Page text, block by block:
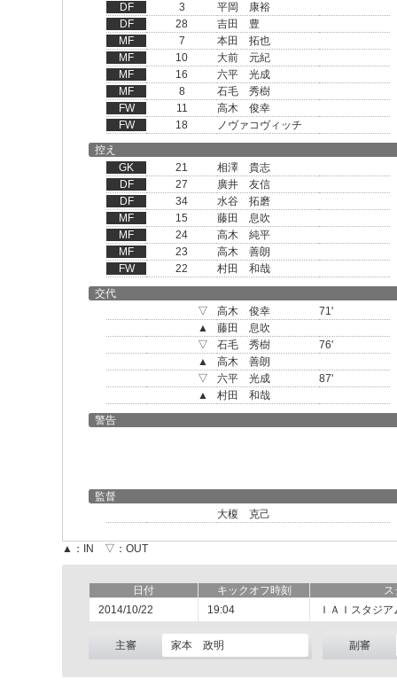
DF
3
平岡 康裕
DF
28
吉田 豊
MF
7
本田 拓也
MF
10
大前 元紀
MF
16
六平 光成
MF
8
石毛 秀樹
FW
11
高木 俊幸
FW
18
ノヴァコヴィッチ
控え
GK
21
相澤 貴志
DF
27
廣井 友信
DF
34
水谷 拓磨
MF
15
藤田 息吹
MF
24
高木 純平
MF
23
高木 善朗
FW
22
村田 和哉
交代
▽
高木 俊幸
71'
▲
藤田 息吹
▽
石毛 秀樹
76'
▲
高木 善朗
▽
六平 光成
87'
▲
村田 和哉
警告
監督
大榎 克己
▲：IN ▽：OUT
日付 キックオフ時刻
ス
2014/10/22
19:04 ＩＡＩスタジ
主審 家本 政明 副審